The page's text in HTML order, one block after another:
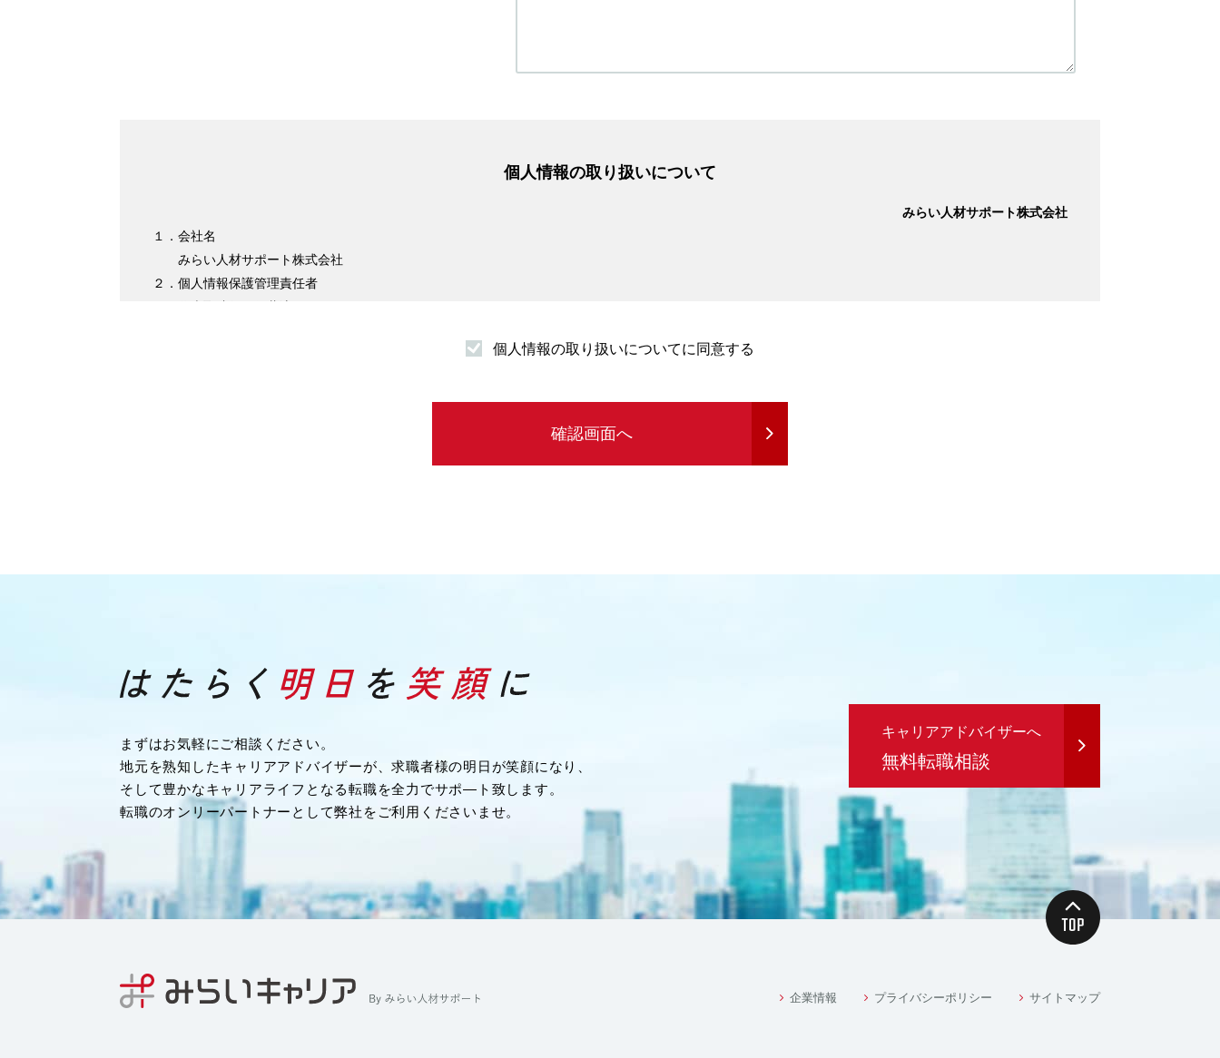
個人情報の取り扱いについて
みらい人材サポート株式会社
１．会社名
みらい人材サポート株式会社
２．個人情報保護管理責任者
・企業様へ各種連絡を行うため
・応募や採用面接、業務連絡を行う為
（５）当社従業者の情報
・人事や労務、福利厚生などの業務連絡のため
る場合があります。ただし、委託先に開示するお客様の個人情報は、当該業務の委託に必要となる
最小限の個人情報のみとし、かつ使用範囲もその範囲に限定します。
尚、委託先は、十分な個人情報の保護水準を満たしている委託先を選定し、安全管理が図られるよ
５．個人情報の第三者への提供について
個人情報の取り扱いについてに同意する
確認画面へ
まずはお気軽にご相談ください。
地元を熟知したキャリアアドバイザーが、求職者様の明日が笑顔になり、
そして豊かなキャリアライフとなる転職を全力でサポ―ト致します。
転職のオンリーパートナーとして弊社をご利用くださいませ。
キャリアアドバイザーへ
無料転職相談
企業情報 プライバシーポリシー サイトマップ